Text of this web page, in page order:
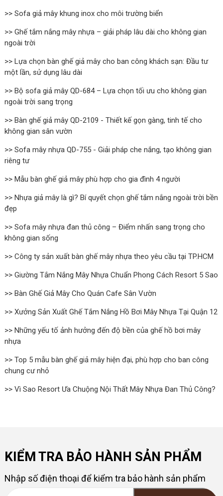
>> Sofa giả mây khung inox cho môi trường biển
>> Ghế tắm nắng mây nhựa – giải pháp lâu dài cho không gian
ngoài trời
>> Lựa chọn bàn ghế giả mây cho ban công khách sạn: Đầu tư
một lần, sử dụng lâu dài
>> Bộ sofa giả mây QD-684 – Lựa chọn tối ưu cho không gian
ngoài trời sang trọng
>> Bàn ghế giả mây QD-2109 - Thiết kế gọn gàng, tinh tế cho
không gian sân vườn
>> Sofa mây nhựa QD-755 - Giải pháp che nắng, tạo không gian
riêng tư
>> Mẫu bàn ghế giả mây phù hợp cho gia đình 4 người
>> Nhựa giả mây là gì? Bí quyết chọn ghế tắm nắng ngoài trời bền
đẹp
>> Sofa mây nhựa đan thủ công – Điểm nhấn sang trọng cho
không gian sống
>> Công ty sản xuất bàn ghế mây nhựa theo yêu cầu tại TP.HCM
>> Giường Tắm Nắng Mây Nhựa Chuẩn Phong Cách Resort 5 Sao
>> Bàn Ghế Giả Mây Cho Quán Cafe Sân Vườn
>> Xưởng Sản Xuất Ghế Tắm Nắng Hồ Bơi Mây Nhựa Tại Quận 12
>> Những yếu tố ảnh hưởng đến độ bền của ghế hồ bơi mây
nhựa
>> Top 5 mẫu bàn ghế giả mây hiện đại, phù hợp cho ban công
chung cư nhỏ
>> Vì Sao Resort Ưa Chuộng Nội Thất Mây Nhựa Đan Thủ Công?
KIỂM TRA BẢO HÀNH SẢN PHẨM
Nhập số điện thoại để kiểm tra bảo hành sản phẩm